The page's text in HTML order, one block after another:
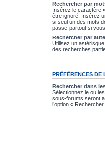
Rechercher par
Insérez le caractère
être ignoré. Insérez
si seul un des mots
passe-partout si
Rechercher par
Utilisez un
des recherches
PRÉFÉRENCES DE
Rechercher dans
Sélectionnez le ou
sous-forums seront
l’option «